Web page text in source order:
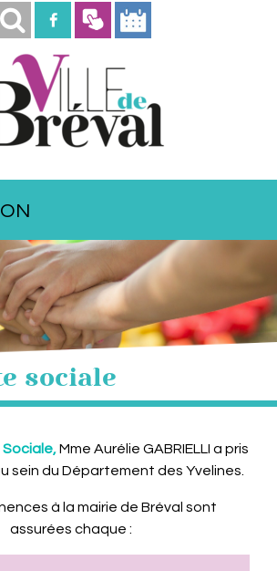
sociale
Sociale,Mme Aurélie GABRIELLI a pris
sein du Département des Yvelines.
à la mairie de Bréval sont
assurées chaque :